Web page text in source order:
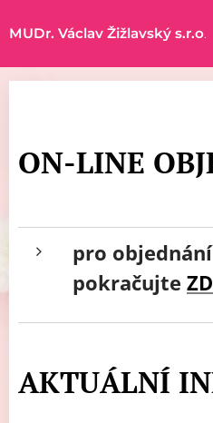
MUDr. Václav Žižlavský s.r.o.
ON-LINE
pro
pokračujte
AKTUÁLNÍ